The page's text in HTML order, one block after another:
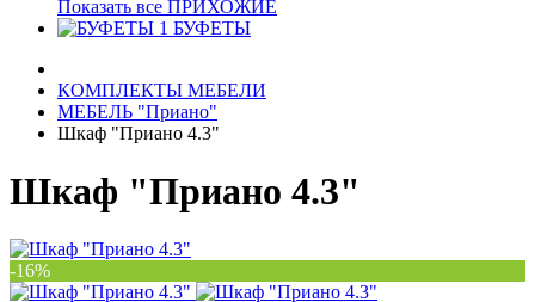
Показать все ПРИХОЖИЕ
БУФЕТЫ
КОМПЛЕКТЫ МЕБЕЛИ
МЕБЕЛЬ "Приано"
Шкаф "Приано 4.3"
Шкаф "Приано 4.3"
-16%